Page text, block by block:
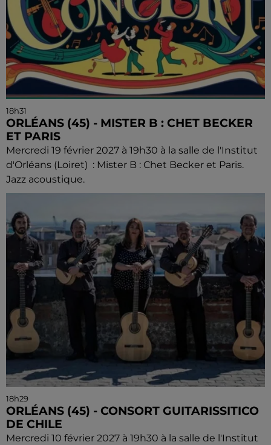
18h31
ORLÉANS (45) - MISTER B : CHET BECKER
ET PARIS
Mercredi 19 février 2027 à 19h30 à la salle de l'Institut
d'Orléans (Loiret) : Mister B : Chet Becker et Paris.
Jazz acoustique.
18h29
ORLÉANS (45) - CONSORT GUITARISSITICO
DE CHILE
Mercredi 10 février 2027 à 19h30 à la salle de l'Institut